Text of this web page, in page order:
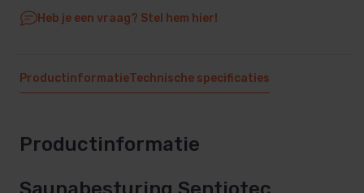
Heb je een vraag? Stel hem hier!
ProductinformatieTechnische specificaties
Productinformatie